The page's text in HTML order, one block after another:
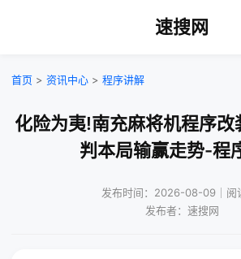
速搜网
首页 > 资讯中心 > 程序讲解
化险为夷!南充麻将机程序改
判本局输赢走势-程
发布时间：2026-08-09｜阅
发布者：速搜网